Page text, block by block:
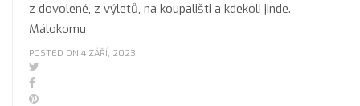
z dovolené, z výletů, na koupališti a kdekoli jinde.
Málokomu
POSTED ON 4 ZÁŘÍ, 2023